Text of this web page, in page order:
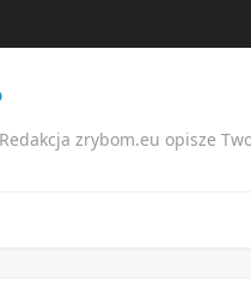
zrybom.eu opisze